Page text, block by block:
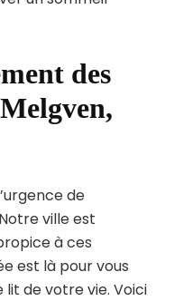
des
de
ville est
à ces
est là pour vous
lit de votre vie. Voici